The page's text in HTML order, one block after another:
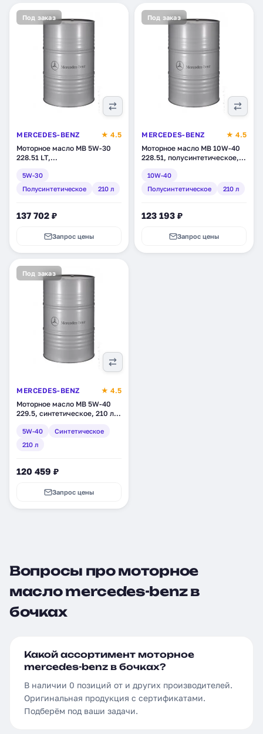
Под заказ
MERCEDES-BENZ
★ 4.5
Моторное масло MB 5W-30
228.51 LT,
(A000989700217BDER)
5W-30
Полусинтетическое
210 л
137 702 ₽
Запрос цены
Под заказ
MERCEDES-BENZ
★ 4.5
Моторное масло MB 10W-40
228.51, полусинтетическое,
10W-40
Полусинтетическое
210 л
123 193 ₽
Запрос цены
Под заказ
MERCEDES-BENZ
★ 4.5
Моторное масло MB 5W-40
229.5, синтетическое, 210 л
5W-40
Синтетическое
210 л
120 459 ₽
Запрос цены
Вопросы про моторное
масло mercedes-benz в
бочках
Какой ассортимент моторное
mercedes-benz в бочках?
В наличии 0 позиций от и других производителей.
Оригинальная продукция с сертификатами.
Подберём под ваши задачи.